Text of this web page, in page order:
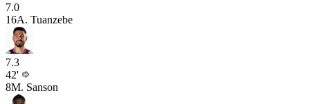
7.0
16A. Tuanzebe
7.3
42'
8M. Sanson